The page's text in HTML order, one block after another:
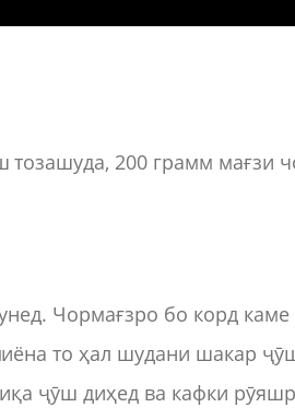
тозашуда, 200 грамм мағзи
Чормағзро бо корд
то ҳал шудани шакар
ҷӯш диҳед ва кафки